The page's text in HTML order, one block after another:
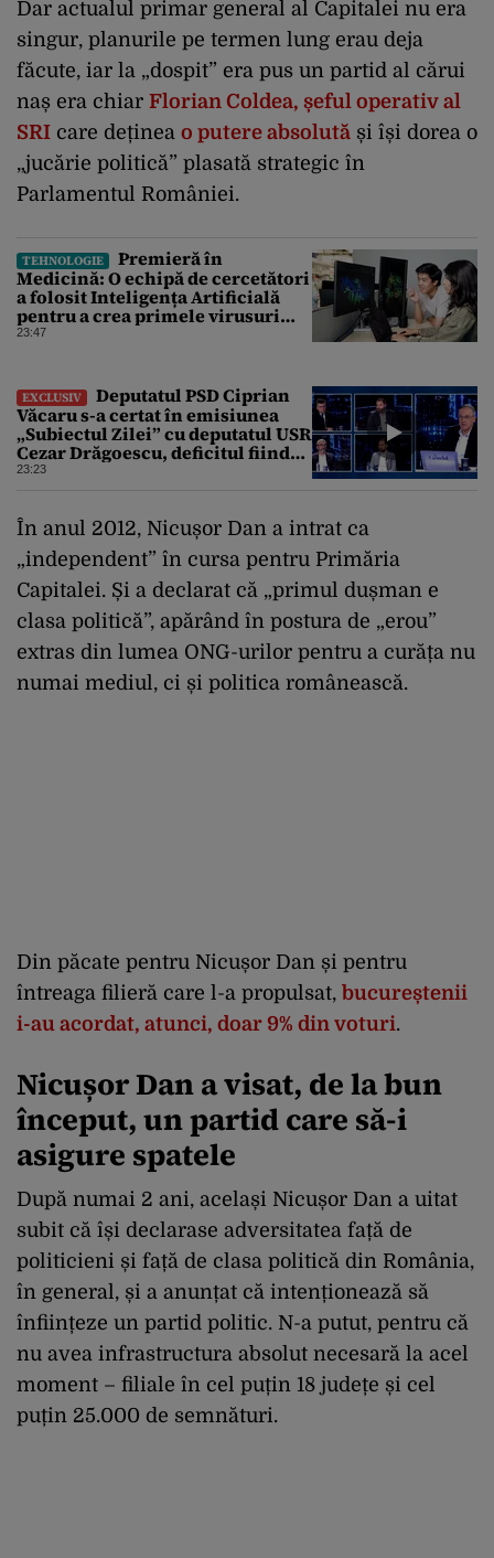
Dar actualul primar general al Capitalei nu era
singur, planurile pe termen lung erau deja
făcute, iar la „dospit” era pus un partid al cărui
naș era chiar Florian Coldea, șeful operativ al
SRI care deținea o putere absolută și își dorea o
„jucărie politică” plasată strategic în
Parlamentul României.
TEHNOLOGIE
Premieră în
Medicină: O echipă de cercetători
a folosit Inteligența Artificială
pentru a crea primele virusuri
sintetice la tratarea de E.coli
23:47
EXCLUSIV
Deputatul PSD Ciprian
Văcaru s-a certat în emisiunea
„Subiectul Zilei” cu deputatul USR
Cezar Drăgoescu, deficitul fiind
motivul scandalului
23:23
În anul 2012, Nicușor Dan a intrat ca
„independent” în cursa pentru Primăria
Capitalei. Și a declarat că „primul dușman e
clasa politică”, apărând în postura de „erou”
extras din lumea ONG-urilor pentru a curăța nu
numai mediul, ci și politica românească.
Din păcate pentru Nicușor Dan și pentru
întreaga filieră care l-a propulsat, bucureștenii
i-au acordat, atunci, doar 9% din voturi.
Nicușor Dan a visat, de la bun
început, un partid care să-i
asigure spatele
După numai 2 ani, același Nicușor Dan a uitat
subit că își declarase adversitatea față de
politicieni și față de clasa politică din România,
în general, și a anunțat că intenționează să
înființeze un partid politic. N-a putut, pentru că
nu avea infrastructura absolut necesară la acel
moment – filiale în cel puțin 18 județe și cel
puțin 25.000 de semnături.